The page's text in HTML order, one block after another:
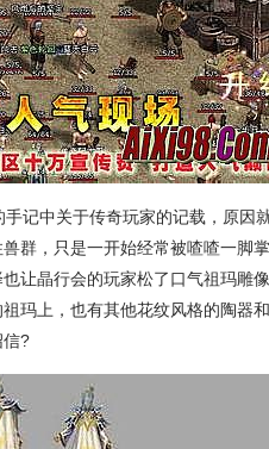
记中关于传奇玩家的记载，原因
群，只是一开始经常被喳喳一脚
让晶行会的玩家松了口气祖玛雕
玛上，也有其他花纹风格的陶器
?